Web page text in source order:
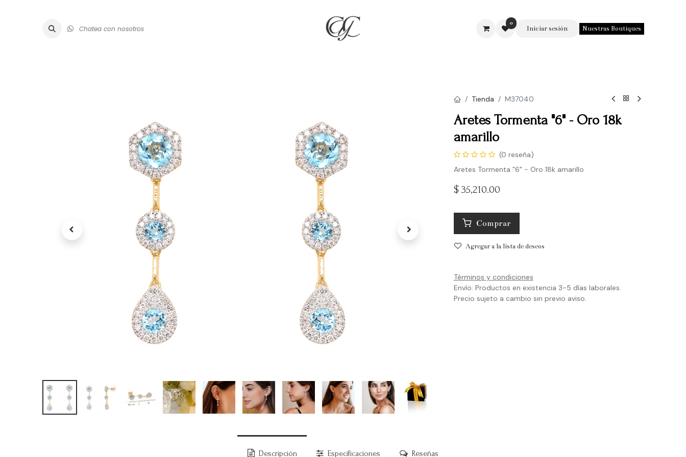
Chatea con nosotros
0
Iniciar sesión Nuestras Boutiques
Tienda M37040
Aretes Tormenta "6" - Oro 18k
amarillo
(0 reseña)
Aretes Tormenta "6" - Oro 18k amarillo
$ 35,210.00
Comprar
Agregar a la lista de deseos
Términos y condiciones
Envío: Productos en existencia 3-5 días laborales.
Precio sujeto a cambio sin previo aviso.
Descripción Especificaciones Reseñas